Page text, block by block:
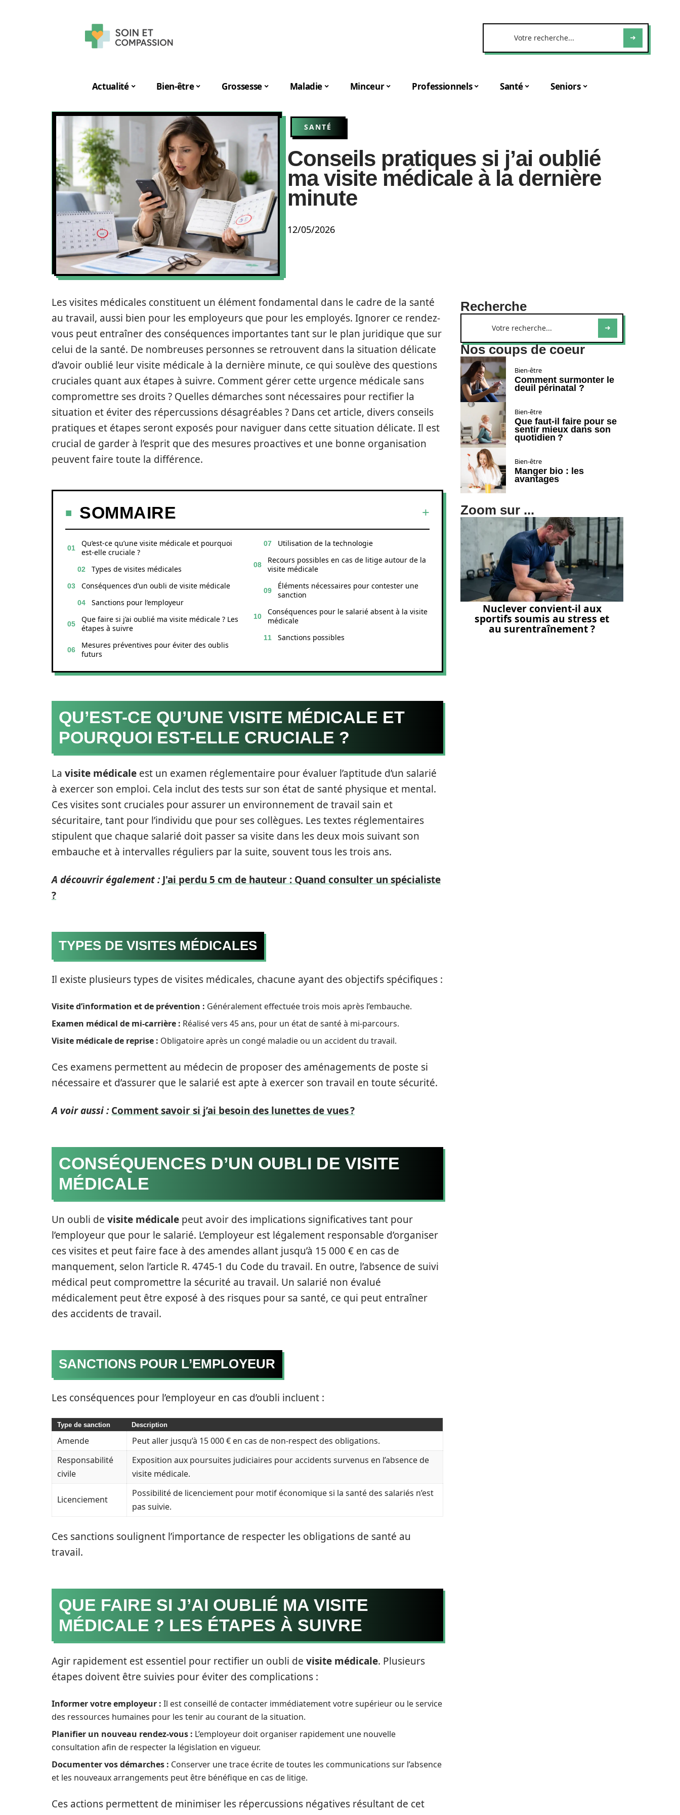
Actualité Bien-être Grossesse Maladie Minceur Professionnels Santé Seniors
SANTÉ
Conseils pratiques si j’ai oublié
ma visite médicale à la dernière
minute
12/05/2026
Les visites médicales constituent un élément fondamental dans le cadre de la santé
au travail, aussi bien pour les employeurs que pour les employés. Ignorer ce rendez-
vous peut entraîner des conséquences importantes tant sur le plan juridique que sur
celui de la santé. De nombreuses personnes se retrouvent dans la situation délicate
d’avoir oublié leur visite médicale à la dernière minute, ce qui soulève des questions
cruciales quant aux étapes à suivre. Comment gérer cette urgence médicale sans
compromettre ses droits ? Quelles démarches sont nécessaires pour rectifier la
situation et éviter des répercussions désagréables ? Dans cet article, divers conseils
pratiques et étapes seront exposés pour naviguer dans cette situation délicate. Il est
crucial de garder à l’esprit que des mesures proactives et une bonne organisation
peuvent faire toute la différence.
SOMMAIRE
Qu’est-ce qu’une visite médicale et pourquoi
est-elle cruciale ?
Types de visites médicales
Conséquences d’un oubli de visite médicale
Sanctions pour l’employeur
Que faire si j’ai oublié ma visite médicale ? Les
étapes à suivre
Mesures préventives pour éviter des oublis
futurs
Utilisation de la technologie
Recours possibles en cas de litige autour de la
visite médicale
Éléments nécessaires pour contester une
sanction
Conséquences pour le salarié absent à la visite
médicale
Sanctions possibles
QU’EST-CE QU’UNE VISITE MÉDICALE ET
POURQUOI EST-ELLE CRUCIALE ?
La visite médicale est un examen réglementaire pour évaluer l’aptitude d’un salarié
à exercer son emploi. Cela inclut des tests sur son état de santé physique et mental.
Ces visites sont cruciales pour assurer un environnement de travail sain et
sécuritaire, tant pour l’individu que pour ses collègues. Les textes réglementaires
stipulent que chaque salarié doit passer sa visite dans les deux mois suivant son
embauche et à intervalles réguliers par la suite, souvent tous les trois ans.
A découvrir également : J'ai perdu 5 cm de hauteur : Quand consulter un spécialiste
?
TYPES DE VISITES MÉDICALES
Il existe plusieurs types de visites médicales, chacune ayant des objectifs spécifiques :
Visite d’information et de prévention : Généralement effectuée trois mois après l’embauche.
Examen médical de mi-carrière : Réalisé vers 45 ans, pour un état de santé à mi-parcours.
Visite médicale de reprise : Obligatoire après un congé maladie ou un accident du travail.
Ces examens permettent au médecin de proposer des aménagements de poste si
nécessaire et d’assurer que le salarié est apte à exercer son travail en toute sécurité.
A voir aussi : Comment savoir si j’ai besoin des lunettes de vues ?
CONSÉQUENCES D’UN OUBLI DE VISITE
MÉDICALE
Un oubli de visite médicale peut avoir des implications significatives tant pour
l’employeur que pour le salarié. L’employeur est légalement responsable d’organiser
ces visites et peut faire face à des amendes allant jusqu’à 15 000 € en cas de
manquement, selon l’article R. 4745-1 du Code du travail. En outre, l’absence de suivi
médical peut compromettre la sécurité au travail. Un salarié non évalué
médicalement peut être exposé à des risques pour sa santé, ce qui peut entraîner
des accidents de travail.
SANCTIONS POUR L’EMPLOYEUR
Les conséquences pour l’employeur en cas d’oubli incluent :
Type de sanction Description
Amende
Peut aller jusqu’à 15 000 € en cas de non-respect des obligations.
Responsabilité
civile
Exposition aux poursuites judiciaires pour accidents survenus en l’absence de
visite médicale.
Licenciement
Possibilité de licenciement pour motif économique si la santé des salariés n’est
pas suivie.
Ces sanctions soulignent l’importance de respecter les obligations de santé au
travail.
QUE FAIRE SI J’AI OUBLIÉ MA VISITE
MÉDICALE ? LES ÉTAPES À SUIVRE
Agir rapidement est essentiel pour rectifier un oubli de visite médicale. Plusieurs
étapes doivent être suivies pour éviter des complications :
Informer votre employeur : Il est conseillé de contacter immédiatement votre supérieur ou le service
des ressources humaines pour les tenir au courant de la situation.
Planifier un nouveau rendez-vous : L’employeur doit organiser rapidement une nouvelle
consultation afin de respecter la législation en vigueur.
Documenter vos démarches : Conserver une trace écrite de toutes les communications sur l’absence
et les nouveaux arrangements peut être bénéfique en cas de litige.
Ces actions permettent de minimiser les répercussions négatives résultant de cet
Recherche
Nos coups de coeur
Bien-être
Comment surmonter le
deuil périnatal ?
Bien-être
Que faut-il faire pour se
sentir mieux dans son
quotidien ?
Bien-être
Manger bio : les
avantages
Zoom sur ...
Nuclever convient-il aux
sportifs soumis au stress et
au surentraînement ?